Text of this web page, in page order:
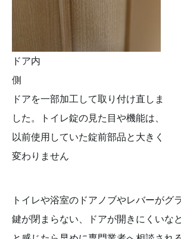
ドア内
ドアを一部加工して取り付け直しま
した。トイレ錠の見た目や機能は、
以前使用していた錠前部品と大きく
変わりません
トイレや浴室のドアノブやレバーがグ
鍵が閉まらない、ドアが開きにくいな